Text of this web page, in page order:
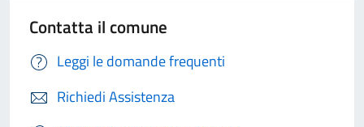
Contatta il comune
Leggi le domande frequenti
Richiedi Assistenza